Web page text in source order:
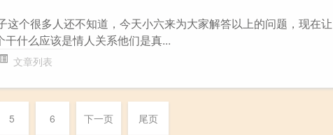
这个很多人还不知道，今天小六来为大家解答以上的问题，现在让
什么应该是情人关系他们是真...
文章列表
5 6 下一页 尾页